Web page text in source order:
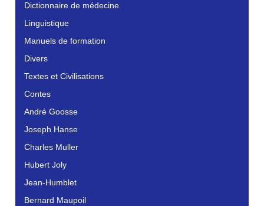
Dictionnaire de médecine
Linguistique
Manuels de formation
Divers
Textes et Civilisations
Contes
André Goosse
Joseph Hanse
Charles Muller
Hubert Joly
Jean-Humblet
Bernard Maupoil